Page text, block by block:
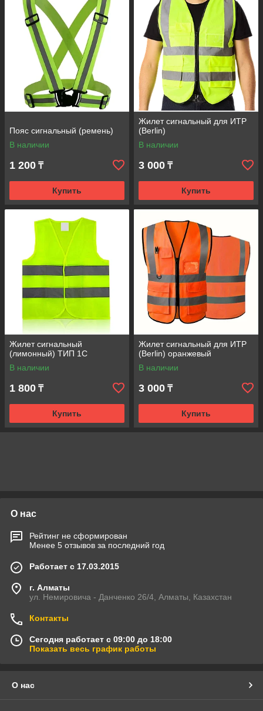
Пояс сигнальный (ремень)
В наличии
1 200 ₸
Купить
Жилет сигнальный для ИТР
(Berlin)
В наличии
3 000 ₸
Купить
Жилет сигнальный
(лимонный) ТИП 1С
В наличии
1 800 ₸
Купить
Жилет сигнальный для ИТР
(Berlin) оранжевый
В наличии
3 000 ₸
Купить
О нас
Рейтинг не сформирован
Менее 5 отзывов за последний год
Работает с 17.03.2015
г. Алматы
ул. Немировича - Данченко 26/4, Алматы, Казахстан
Контакты
Сегодня работает с 09:00 до 18:00
Показать весь график работы
О нас